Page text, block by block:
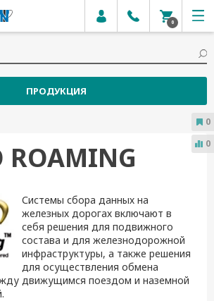
0
ПРОДУКЦИЯ
ROAMING
Системы сбора данных на
железных дорогах включают в
себя решения для подвижного
состава и для железнодорожной
инфраструктуры, а также решения
для осуществления обмена
движущимся поездом и наземной
0
0